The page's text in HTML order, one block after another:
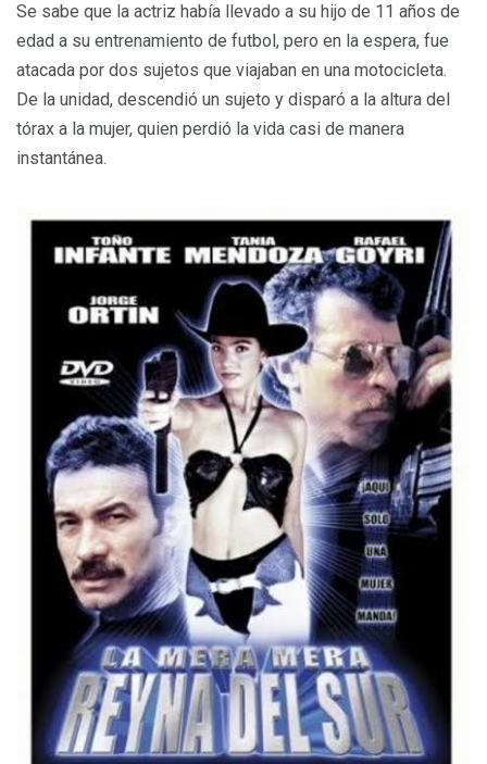
Se sabe que la actriz había llevado a su hijo de 11 años de
edad a su entrenamiento de futbol, pero en la espera, fue
atacada por dos sujetos que viajaban en una motocicleta.
De la unidad, descendió un sujeto y disparó a la altura del
tórax a la mujer, quien perdió la vida casi de manera
instantánea.